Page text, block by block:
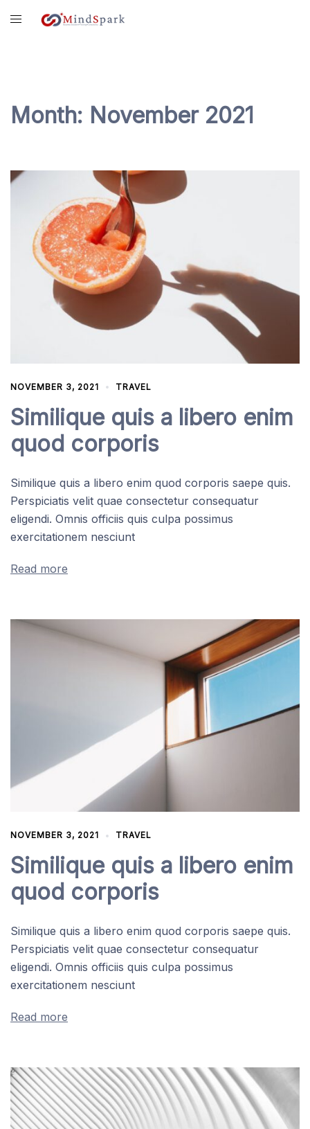
Month: November 2021
NOVEMBER 3, 2021 TRAVEL
Similique quis a libero enim
quod corporis
Similique quis a libero enim quod corporis saepe quis.
Perspiciatis velit quae consectetur consequatur
eligendi. Omnis officiis quis culpa possimus
exercitationem nesciunt
Read more
NOVEMBER 3, 2021 TRAVEL
Similique quis a libero enim
quod corporis
Similique quis a libero enim quod corporis saepe quis.
Perspiciatis velit quae consectetur consequatur
eligendi. Omnis officiis quis culpa possimus
exercitationem nesciunt
Read more